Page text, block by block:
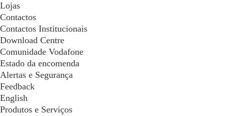
Lojas
Contactos
Contactos Institucionais
Download Centre
Comunidade Vodafone
Estado da encomenda
Alertas e Segurança
Feedback
English
Produtos e Serviços